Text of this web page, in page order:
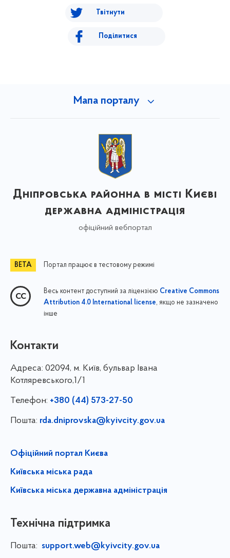
Твітнути
Поділитися
Мапа порталу
Дніпровська районна в місті Києві
державна адміністрація
офіційний вебпортал
Портал працює в тестовому режимі
Весь контент доступний за ліцензією Creative Commons
Attribution 4.0 International license, якщо не зазначено
інше
Контакти
Адреса: 02094, м. Київ, бульвар Івана
Котляревського,1/1
Телефон: +380 (44) 573-27-50
Пошта: rda.dniprovska@kyivcity.gov.ua
Офіційний портал Києва
Київська міська рада
Київська міська державна адміністрація
Технічна підтримка
Пошта: support.web@kyivcity.gov.ua